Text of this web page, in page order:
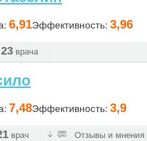
6,91Эффективность: 3,96
23 врача
7,48Эффективность: 3,9
врач Отзывы и мнения